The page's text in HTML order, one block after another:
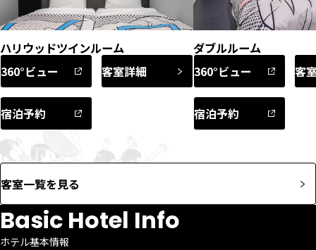
ハリウッドツインルーム
360°ビュー
客室詳細
宿泊予約
ダブルルーム
360°ビュー
客
宿泊予約
客室一覧を見る
Basic Hotel Info
ホテル基本情報